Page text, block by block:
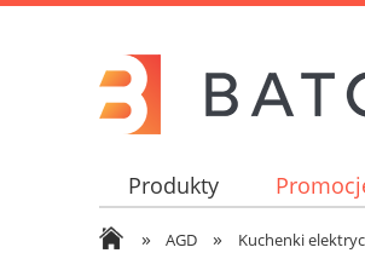
Produkty
» AGD » Kuchenki